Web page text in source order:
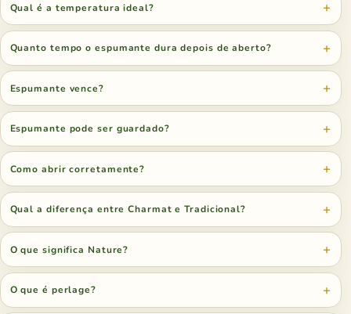
Qual é a temperatura ideal?
Quanto tempo o espumante dura depois de aberto?
Espumante vence?
Espumante pode ser guardado?
Como abrir corretamente?
Qual a diferença entre Charmat e Tradicional?
O que significa Nature?
O que é perlage?